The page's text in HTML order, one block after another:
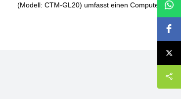
(Modell: CTM-GL20) umfasst einen Computer,
Maus.Mit der Markierungssoftware können Sie